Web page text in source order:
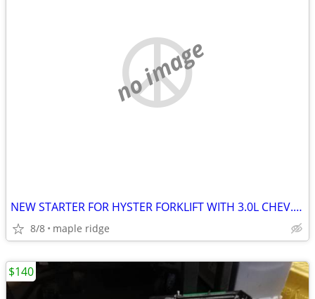
no image
NEW STARTER FOR HYSTER FORKLIFT WITH 3.0L CHEV. 4 CYLINDER ENGINE
8/8 maple ridge
$140